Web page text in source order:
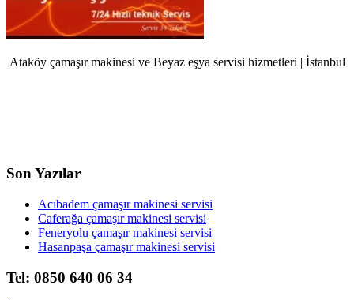
Ataköy çamaşır makinesi ve Beyaz eşya servisi hizmetleri | İstanbul
Son Yazılar
Acıbadem çamaşır makinesi servisi
Caferağa çamaşır makinesi servisi
Feneryolu çamaşır makinesi servisi
Hasanpaşa çamaşır makinesi servisi
Tel: 0850 640 06 34